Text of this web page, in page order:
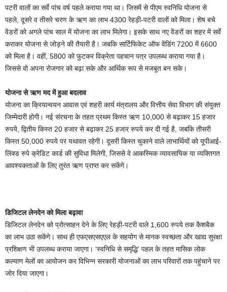
पटरी वालों का सर्वे पांच वर्ष पहले कराया गया था। जिसमें से पीएम स्वनिधि योजना से
पहले, दूसरे व तीसरे चरण के ऋण का लाभ 4300 रेहड़ी-पटरी वालों को मिला। शेष बचे
वेंडरों को अगले पांच साल में योजना का लाभ मिलेगा। इसके साथ नए वेंडरों का शहर में सर्वे
कराकर योजना से जोड़ने की तैयारी है। जबकि सार्टिफिकेट ऑफ वेंडिंग 7200 में 6600
को मिला है। वहीं, 5800 को फुटकर विक्रेता पहचान पत्र उपलब्ध कराया गया है।
जिससे वो अपना रोजगार को बढ़ा सके और आर्थिक रूप से मजबूत बन सके।
योजना से ऋण मद में हुआ बदलाव
योजना का क्रियान्वयन आवास एवं शहरी कार्य मंत्रालय और वित्तीय सेवा विभाग की संयुक्त
जिम्मेदारी होगी। नई संरचना के तहत प्रथम किस्त ऋण 10,000 से बढ़ाकर 15 हजार
रुपये, द्वितीय किस्त 20 हजार से बढ़ाकर 25 हजार रुपये कर दी गई है, जबकि तीसरी
किस्त 50,000 रुपये पर यथावत रहेगी। दूसरी किस्त चुकाने वाले लाभार्थियों को यूपीआई-
लिंक्ड रुपे क्रेडिट कार्ड की सुविधा मिलेगी, जिससे वे आकस्मिक व्यावसायिक या व्यक्तिगत
आवश्यकताओं के लिए तुरंत ऋण प्राप्त कर सकेंगे।
डिजिटल लेनदेन को मिला बढ़ावा
डिजिटल लेनदेन को प्रोत्साहन देने के लिए रेहड़ी-पटरी वाले 1,600 रुपये तक कैशबैक
का लाभ उठा सकेंगे। साथ ही एफएसएसएएल के सहयोग से मानक स्वच्छता और खाद्य सुरक्षा
प्रशिक्षण भी उपलब्ध कराया जाएगा। ‘स्वनिधि से समृद्धि’ पहल के तहत मासिक लोक
कल्याण मेलों का आयोजन कर विभिन्न सरकारी योजनाओं का लाभ परिवारों तक पहुंचाने पर
जोर दिया जाएगा।